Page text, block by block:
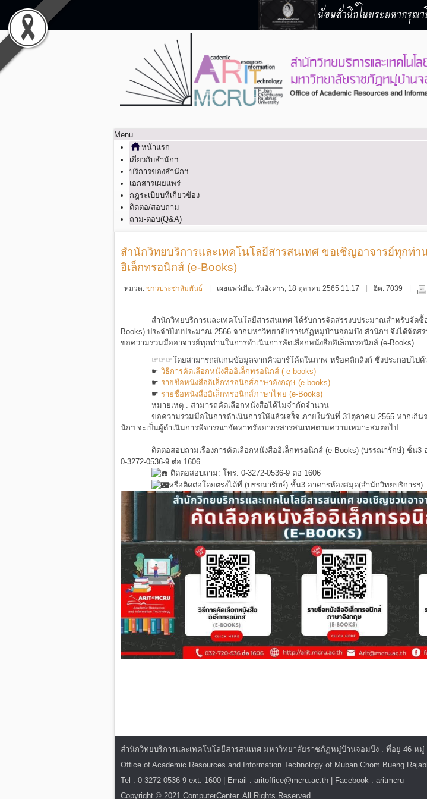
น้อมสำนึกในพระมหากรุณ
Menu
หน้าแรก
เกี่ยวกับสำนักฯ
บริการของสำนักฯ
เอกสารเผยแพร่
กฎระเบียบที่เกี่ยวข้อง
ติดต่อ/สอบถาม
ถาม-ตอบ(Q&A)
สำนักวิทยบริการและเทคโนโลยีสารสนเทศ ขอเชิญอาจารย์ทุกท่า
อิเล็กทรอนิกส์ (e-Books)
หมวด: ข่าวประชาสัมพันธ์ เผยแพร่เมื่อ: วันอังคาร, 18 ตุลาคม 2565 11:17 ฮิต: 7039
สำนักวิทยบริการและเทคโนโลยีสารสนเทศ ได้รับการจัดสรรงบประมาณสำหรับจัด
Books) ประจำปีงบประมาณ 2566 จากมหาวิทยาลัยราชภัฏหมู่บ้านจอมบึง สำนักฯ จึงได้จัด
ขอความร่วมมืออาจารย์ทุกท่านในการดำเนินการคัดเลือกหนังสืออิเล็กทรอนิกส์ (e-Books)
☞☞☞โดยสามารถสแกนข้อมูลจากคิวอาร์โค้ดในภาพ หรือคลิกลิงก์ ซึ่งประกอบไปด้
☛ วิธีการคัดเลือกหนังสืออิเล็กทรอนิกส์ ( e-books)
☛ รายชื่อหนังสืออิเล็กทรอนิกส์ภาษาอังกฤษ (e-books)
☛ รายชื่อหนังสืออิเล็กทรอนิกส์ภาษาไทย (e-Books)
หมายเหตุ : สามารถคัดเลือกหนังสือได้ไม่จำกัดจำนวน
ขอความร่วมมือในการดำเนินการให้แล้วเสร็จ ภายในวันที่ 31ตุลาคม 2565 หากเกิน
นักฯ จะเป็นผู้ดำเนินการพิจารณาจัดหาทรัพยากรสารสนเทศตามความเหมาะสมต่อไป
ติดต่อสอบถามเรื่องการคัดเลือกหนังสืออิเล็กทรอนิกส์ (e-Books) (บรรณารักษ์) ชั้น3
0-3272-0536-9 ต่อ 1606
ติดต่อสอบถาม: โทร. 0-3272-0536-9 ต่อ 1606
หรือติดต่อโดยตรงได้ที่ (บรรณารักษ์) ชั้น3 อาคารห้องสมุด(สำนักวิทยบริการฯ)
สำนักวิทยบริการและเทคโนโลยีสารสนเทศ มหาวิทยาลัยราชภัฏหมู่บ้านจอมบึง : ที่อยู่ 46 หมู่
Office of Academic Resources and Information Technology of Muban Chom Bueng
Tel : 0 3272 0536-9 ext. 1600 | Email : aritoffice@mcru.ac.th | Facebook : aritmcru
Copyright © 2021 ComputerCenter. All Rights Reserved.